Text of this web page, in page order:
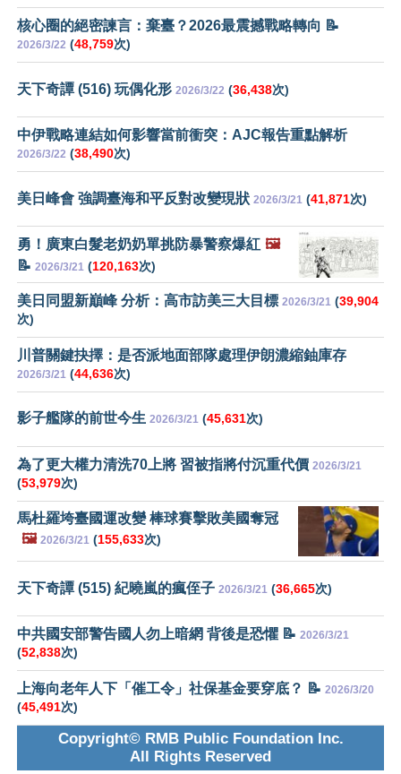
核心圈的絕密諫言：棄臺？2026最震撼戰略轉向 📝
2026/3/22 (48,759次)
天下奇譚 (516) 玩偶化形 2026/3/22 (36,438次)
中伊戰略連結如何影響當前衝突：AJC報告重點解析
2026/3/22 (38,490次)
美日峰會 強調臺海和平反對改變現狀 2026/3/21 (41,871次)
勇！廣東白髮老奶奶單挑防暴警察爆紅 🖼️
📝 2026/3/21 (120,163次)
美日同盟新巔峰 分析：高市訪美三大目標 2026/3/21 (39,904
次)
川普關鍵抉擇：是否派地面部隊處理伊朗濃縮鈾庫存
2026/3/21 (44,636次)
影子艦隊的前世今生 2026/3/21 (45,631次)
為了更大權力清洗70上將 習被指將付沉重代價 2026/3/21
(53,979次)
馬杜羅垮臺國運改變 棒球賽擊敗美國奪冠
🖼️ 2026/3/21 (155,633次)
天下奇譚 (515) 紀曉嵐的瘋侄子 2026/3/21 (36,665次)
中共國安部警告國人勿上暗網 背後是恐懼 📝 2026/3/21
(52,838次)
上海向老年人下「催工令」社保基金要穿底？ 📝 2026/3/20
(45,491次)
Copyright© RMB Public Foundation Inc.
All Rights Reserved